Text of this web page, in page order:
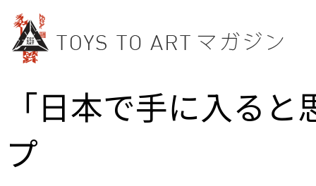
「日本で手に入る
プ